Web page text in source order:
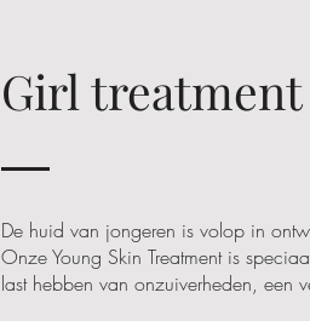
Girl treatment
De huid van jongeren is volop in
Onze Young Skin Treatment is
last hebben van onzuiverheden,